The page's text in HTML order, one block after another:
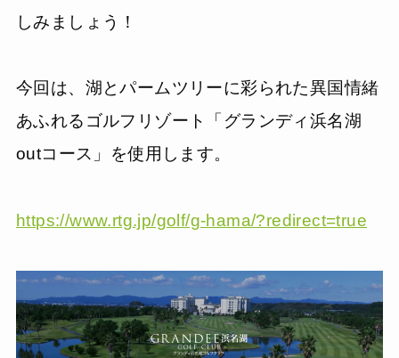
しみましょう！
今回は、湖とパームツリーに彩られた異国情緒
あふれるゴルフリゾート「グランディ浜名湖
outコース」を使用します。
https://www.rtg.jp/golf/g-hama/?redirect=true